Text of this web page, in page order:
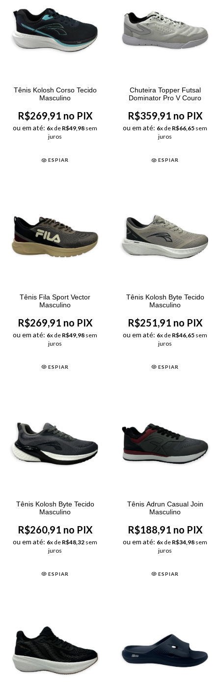
Tênis Kolosh Corso Tecido
Masculino
R$269,91 no PIX
ou em até: 6x de R$49,98 sem
juros
ESPIAR
Chuteira Topper Futsal
Dominator Pro V Couro
R$359,91 no PIX
ou em até: 6x de R$66,65 sem
juros
ESPIAR
Tênis Fila Sport Vector
Masculino
R$269,91 no PIX
ou em até: 6x de R$49,98 sem
juros
ESPIAR
Tênis Kolosh Byte Tecido
Masculino
R$251,91 no PIX
ou em até: 6x de R$46,65 sem
juros
ESPIAR
Tênis Kolosh Byte Tecido
Masculino
R$260,91 no PIX
ou em até: 6x de R$48,32 sem
juros
ESPIAR
Tênis Adrun Casual Join
Masculino
R$188,91 no PIX
ou em até: 6x de R$34,98 sem
juros
ESPIAR